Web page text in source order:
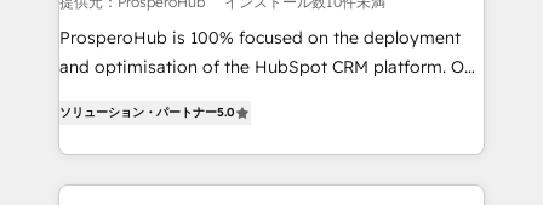
ProsperoHub is 100% focused on the deployment
and optimisation of the HubSpot CRM platform. Our
ensure that you achieve maximum adoption and
ROI from your HubSpot investment. Use our
extensive HubSpot, sales, marketing, service and
ソリューション・パートナー5.0